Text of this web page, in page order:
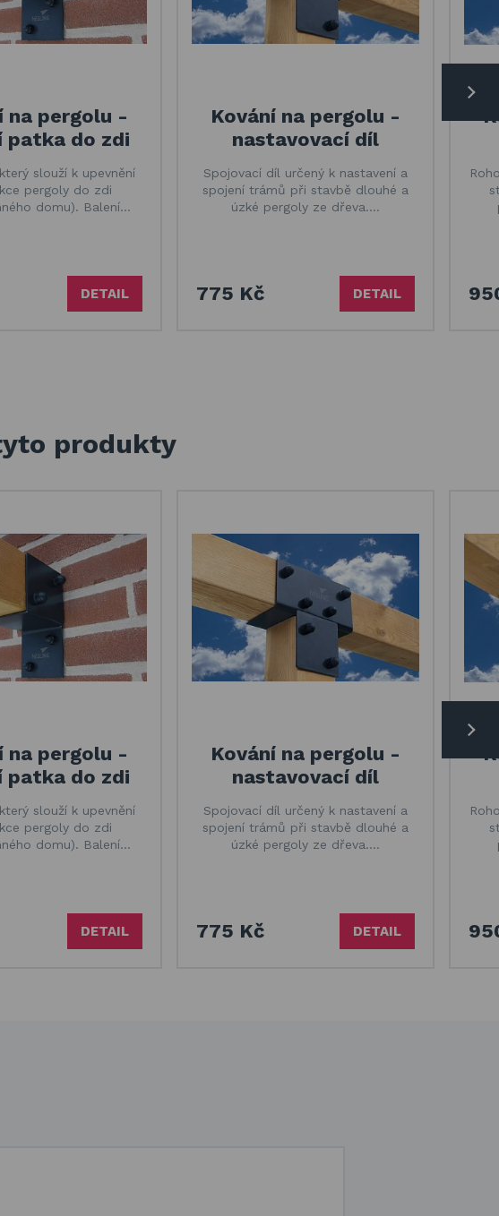
na pergolu -
patka do zdi
slouží k upevnění
pergoly do zdi
domu). Balení…
DETAIL
Kování na pergolu -
nastavovací díl
Spojovací díl určený k nastavení a
spojení trámů při stavbě dlouhé a
úzké pergoly ze dřeva.…
775 Kč DETAIL
produkty
na pergolu -
patka do zdi
slouží k upevnění
pergoly do zdi
domu). Balení…
DETAIL
Kování na pergolu -
nastavovací díl
Spojovací díl určený k nastavení a
spojení trámů při stavbě dlouhé a
úzké pergoly ze dřeva.…
775 Kč DETAIL